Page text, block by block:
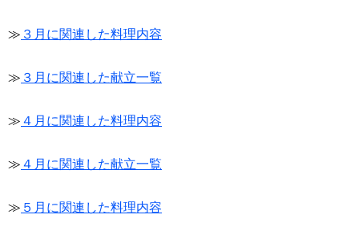
≫ ３月に関連した料理内容
≫ ３月に関連した献立一覧
≫ ４月に関連した料理内容
≫ ４月に関連した献立一覧
≫ ５月に関連した料理内容